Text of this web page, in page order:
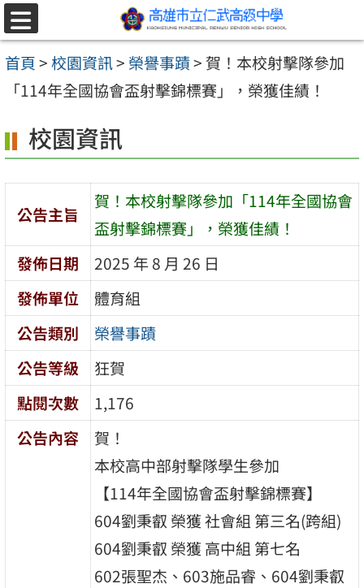
跳至主要內容區
選
單
首頁>校園資訊> 榮譽事蹟> 賀！本校射擊隊參加
「114年全國協會盃射擊錦標賽」，榮獲佳績！
校園資訊
公告主旨
賀！本校射擊隊參加「114年全國協會
盃射擊錦標賽」，榮獲佳績！
發佈日期
2025 年 8 月 26 日
發佈單位
體育組
公告類別
榮譽事蹟
公告等級
狂賀
點閱次數
1,176
公告內容
賀！
本校高中部射擊隊學生參加
【114年全國協會盃射擊錦標賽】
604劉秉叡 榮獲 社會組 第三名(跨組)
604劉秉叡 榮獲 高中組 第七名
602張聖杰、603施品睿、604劉秉叡